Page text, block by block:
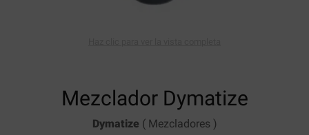
Mezclador Dymatize
Dymatize ( Mezcladores )